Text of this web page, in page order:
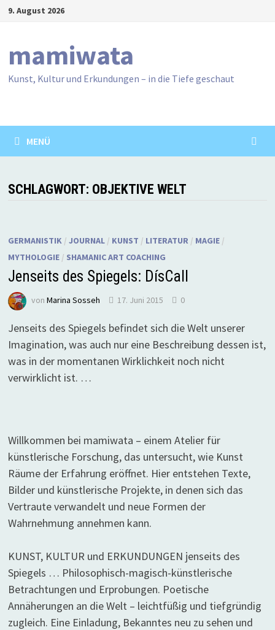
Zum9. August 2026
mamiwata
Kunst, Kultur und Erkundungen – in die Tiefe geschaut
MENÜ
SCHLAGWORT: OBJEKTIVE WELT
GERMANISTIK/ JOURNAL/ KUNST / LITERATUR / MAGIE/
MYTHOLOGIE/ SHAMANIC ART COACHING
Jenseits des Spiegels: DísCall
von Marina Sosseh 17. Juni 2015 0
Jenseits des Spiegels befindet sich die Welt unserer
Imagination, was auch nur eine Beschreibung dessen ist,
was in der momentanen Wirklichkeit noch nicht
verwirklicht ist. …
Willkommen bei mamiwata – einem Atelier für
künstlerische Forschung, das untersucht, wie Kunst
Räume der Erfahrung eröffnet. Hier entstehen Texte,
Bilder und künstlerische Projekte, in denen sich das
Vertraute verwandelt und neue Formen der
Wahrnehmung annehmen kann.
KUNST, KULTUR und ERKUNDUNGEN jenseits des
Spiegels … Philosophisch-magisch-künstlerische
Betrachtungen und Erprobungen. Poetische
Annäherungen an die Welt – leichtfüßig und tiefgründig
zugleich. Eine Einladung, Bekanntes neu zu sehen und